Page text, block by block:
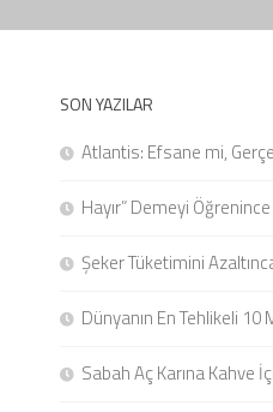
SON YAZILAR
Atlantis: Efsane mi,
Hayır” Demeyi
Şeker Tüketimini
Dünyanın En Tehlikeli 10
Sabah Aç Karına Kahve